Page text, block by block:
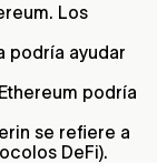
Los
podría ayudar
podría
se refiere a
DeFi).